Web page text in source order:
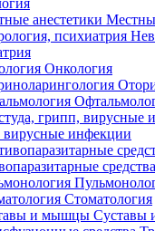
Онкология
вирусные инфекции
средства
Стоматология